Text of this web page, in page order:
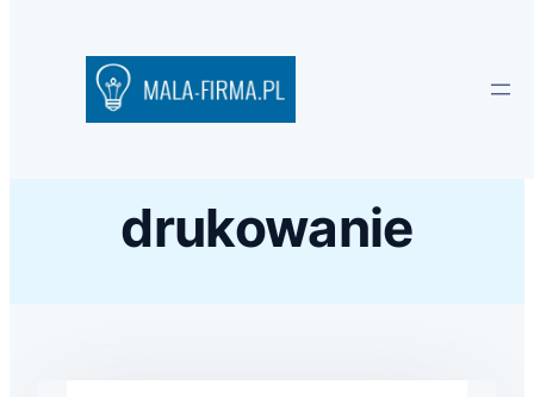
drukowanie